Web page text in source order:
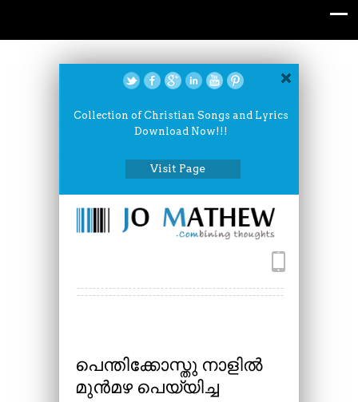
Collection of Christian Songs and Lyrics
Download Now!!!
Visit Page
പെന്തിക്കോസ്തു നാളിൽ
മുൻമഴ പെയ്യിച്ച